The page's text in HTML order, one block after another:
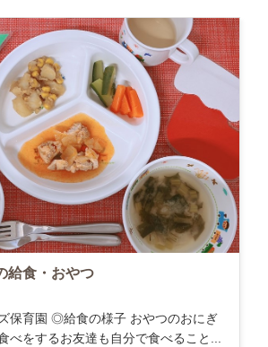
給食・おやつ
保育園 ◎給食の様子 おやつのおにぎ
べをするお友達も自分で食べること...